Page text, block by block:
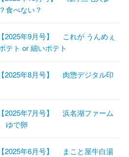
食べない？
2025年9月号】 これが うんめぇ
ト or 細いポテト
2025年8月号】 肉惣デジタル印
2025年7月号】 浜名湖ファーム
ゆで卵
2025年6月号】 まこと屋牛白湯